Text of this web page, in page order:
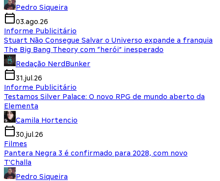
Pedro Siqueira
03.ago.26
Informe Publicitário
Stuart Não Consegue Salvar o Universo expande a franquia
The Big Bang Theory com “herói” inesperado
Redação NerdBunker
31.jul.26
Informe Publicitário
Testamos Silver Palace: O novo RPG de mundo aberto da
Elementa
Camila Hortencio
30.jul.26
Filmes
Pantera Negra 3 é confirmado para 2028, com novo
T'Challa
Pedro Siqueira